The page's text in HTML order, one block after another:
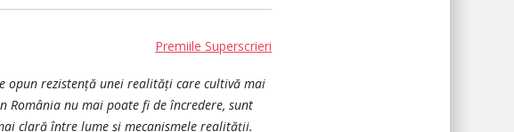
Premiile Superscrieri
rezistență unei realități care cultivă mai
România nu mai poate fi de încredere, sunt
clară între lume și mecanismele realității.